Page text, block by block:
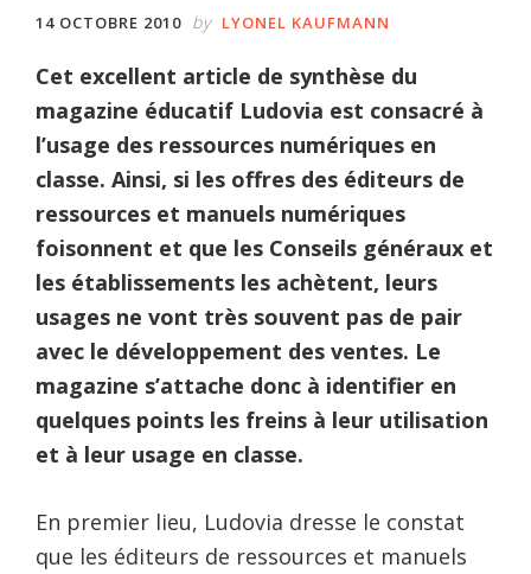
14 OCTOBRE 2010 by LYONEL KAUFMANN
Cet excellent article de synthèse du
magazine éducatif Ludovia est consacré à
l’usage des ressources numériques en
classe. Ainsi, si les offres des éditeurs de
ressources et manuels numériques
foisonnent et que les Conseils généraux et
les établissements les achètent, leurs
usages ne vont très souvent pas de pair
avec le développement des ventes. Le
magazine s’attache donc à identifier en
quelques points les freins à leur utilisation
et à leur usage en classe.
En premier lieu, Ludovia dresse le constat
que les éditeurs de ressources et manuels